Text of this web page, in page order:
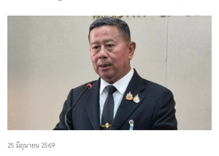
จันทบุรีและตราด พร้อมขับเคลื่อนนโยบาย น้ำไหล ไฟสว่าง ทาง
25 มิถุนายน 2569